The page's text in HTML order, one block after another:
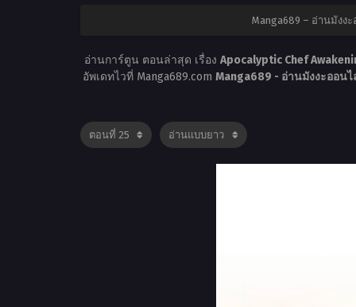
Manga689 – อ่านมังง
อ่านการ์ตูน ตอนล่าสุด เรื่อง Apocalyptic Chef
อัพเดทไวที่ Manga689.com Manga689 - อ่านมังงะออน